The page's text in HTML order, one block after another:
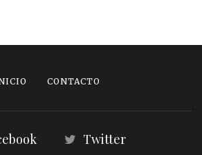
CONTACTO
Twitter